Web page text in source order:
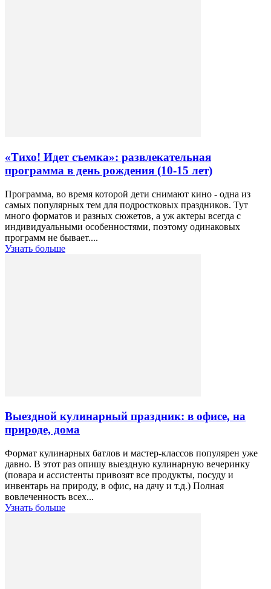
«Тихо! Идет съемка»: развлекательная
программа в день рождения (10-15 лет)
Программа, во время которой дети снимают кино - одна из
самых популярных тем для подростковых праздников. Тут
много форматов и разных сюжетов, а уж актеры всегда с
индивидуальными особенностями, поэтому одинаковых
программ не бывает....
Узнать больше
Выездной кулинарный праздник: в офисе, на
природе, дома
Формат кулинарных батлов и мастер-классов популярен уже
давно. В этот раз опишу выездную кулинарную вечеринку
(повара и ассистенты привозят все продукты, посуду и
инвентарь на природу, в офис, на дачу и т.д.) Полная
вовлеченность всех...
Узнать больше